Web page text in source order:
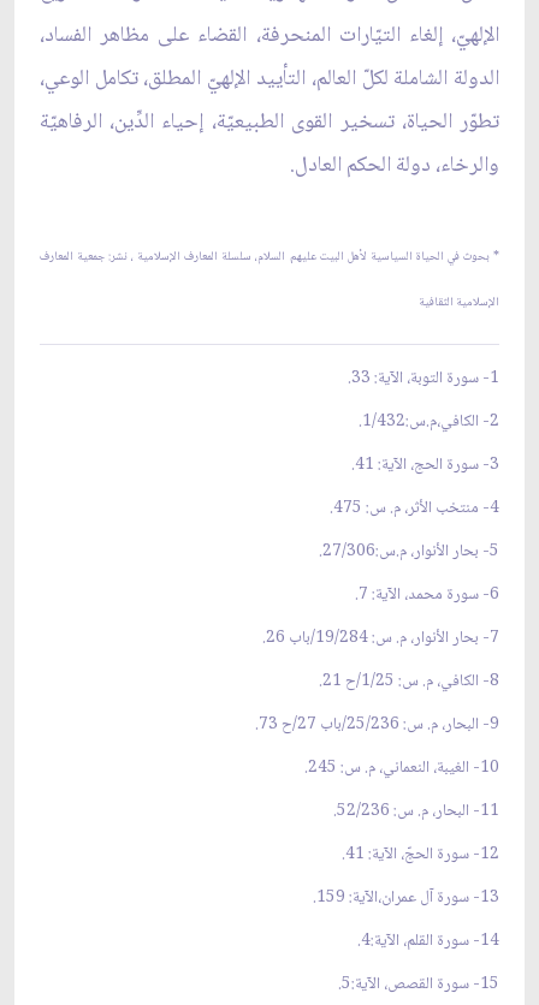
الإلهيّ، إلغاء التيّارات المنحرفة، القضاء على مظاهر الفساد،
الدولة الشاملة لكلّ العالم، التأييد الإلهيّ المطلق، تكامل الوعي،
تطوّر الحياة، تسخير القوى الطبيعيّة، إحياء الدِّين، الرفاهيّة
والرخاء، دولة الحكم العادل.
*بحوث في الحياة السياسية لأهل البيت عليهم السلام، سلسلة المعارف الإسلامية ،نشر: جمعية المعارف
الإسلامية الثقافية
1- سورة التوبة، الآية: 33.
2- الكافي،م.س:1/432.
3- سورة الحج، الآية: 41.
4- منتخب الأثر، م. س: 475.
5- بحار الأنوار، م.س:27/306.
6- سورة محمد، الآية: 7.
7- بحار الأنوار، م. س: 19/284/باب 26.
8- الكافي، م. س: 1/25/ح 21.
9- البحار، م. س: 25/236/باب 27/ح 73.
10- الغيبة، النعماني، م. س: 245.
11- البحار، م. س: 52/236.
12- سورة الحجّ، الآية: 41.
13- سورة آل عمران،الآية: 159.
14- سورة القلم، الآية:4.
15- سورة القصص، الآية:5.